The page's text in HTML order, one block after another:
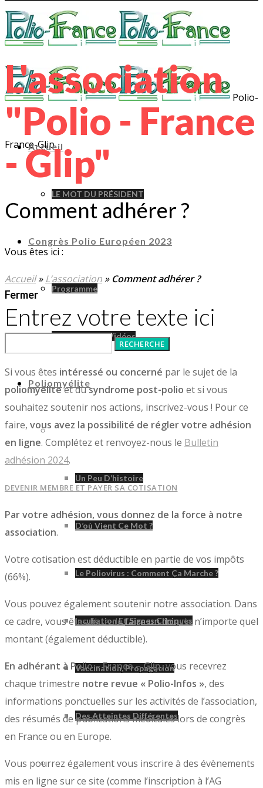
Polio-
France-Glip
Accueil
LE MOT DU PRÉSIDENT
Congrès Polio Européen 2023
Programme
Le Congrès En Vidéos
Poliomyélite
Poliomyélite
Un Peu D’histoire
D’où Vient Ce Mot ?
Le Poliovirus : Comment Ça Marche ?
Incubation Et Signes Cliniques
Vaccination, Propagation
Des Atteintes Différentes
Syndrome Post-Polio
L'association
"Polio - France
- Glip"
Comment adhérer ?
Vous êtes ici :
Accueil»L’association » Comment adhérer ?
Fermer
Entrez votre texte ici
Si vous êtes intéressé ou concerné par le sujet de la
poliomyéliteet dusyndrome post-polio et si vous
souhaitez soutenir nos actions, inscrivez-vous ! Pour ce
faire, vous avez la possibilité de régler votre adhésion
en ligne. Complétez et renvoyez-nous le Bulletin
adhésion 2024.
DEVENIR MEMBRE ET PAYER SA COTISATION
Par votre adhésion, vous donnez de la force à notre
association.
Votre cotisation est déductible en partie de vos impôts
(66%).
Vous pouvez également soutenir notre association. Dans
ce cadre, vous êtes libre defaire un donde n’importe quel
montant (également déductible).
En adhérant à Polio – France – Glip, vous recevrez
chaque trimestre notre revue « Polio-Infos », des
informations ponctuelles sur les activités de l’association,
des résumés de publications médicales lors de congrès
en France ou en Europe.
Vous pourrez également vous inscrire à des évènements
mis en ligne sur ce site (comme l’inscription à l’AG